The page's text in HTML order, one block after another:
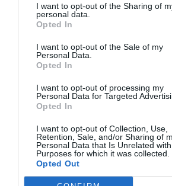
I want to opt-out of the Sharing of
personal data.
Opted In
I want to opt-out of the Sale of my
Personal Data.
Opted In
I want to opt-out of processing my
Personal Data for Targeted
Opted In
I want to opt-out of Collection, Use,
Retention, Sale, and/or Sharing of
Personal Data that Is Unrelated
Purposes for which it was collected.
Opted Out
Índex2P
Añadir 2Playbook
Mantente informado con las últimas
Compartir